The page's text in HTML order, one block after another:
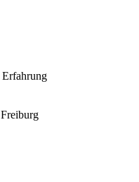
Erfahrung
Freiburg